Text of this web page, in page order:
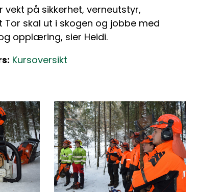
på sikkerhet, verneutstyr,
skal ut i skogen og jobbe med
opplæring, sier Heidi.
Kursoversikt